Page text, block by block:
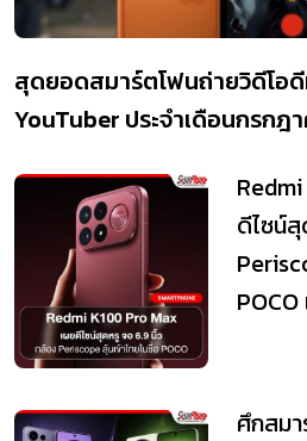
สุดยอดสมาร์ตโฟนถ่ายวิดีโอ
YouTuber ประจำเดือนกรกฎ
ดีไซน์
POCO
ศึกสม